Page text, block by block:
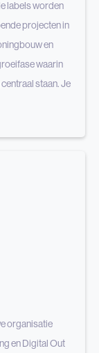
labels worden
projecten in
en
waarin
staan. Je
organisatie
en Digital Out